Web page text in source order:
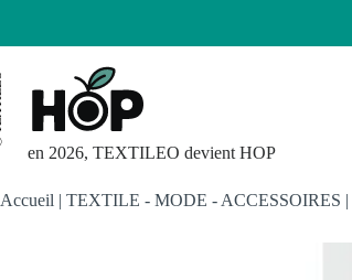
contenu
en 2026, TEXTILEO devient HOP
Accueil | TEXTILE - MODE - ACCESSOIRES |